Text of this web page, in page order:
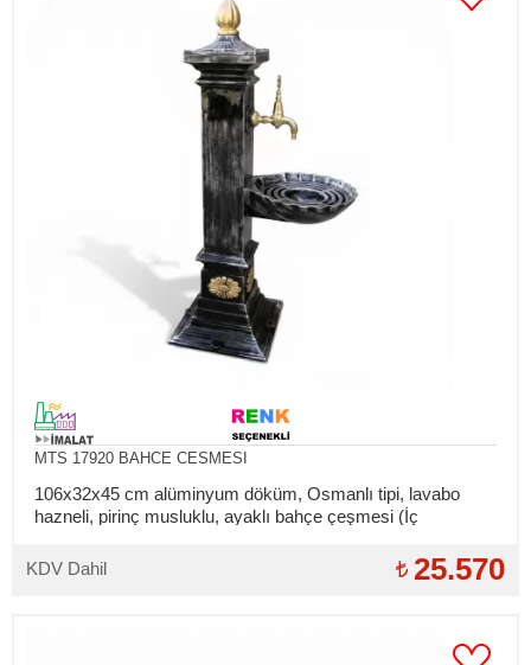
MTS 17920 BAHCE CESMESI
106x32x45 cm alüminyum döküm, Osmanlı tipi, lavabo
hazneli, pirinç musluklu, ayaklı bahçe çeşmesi (İç
KDV Dahil
25.570